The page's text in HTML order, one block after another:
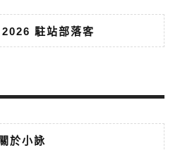
駐站部落客
關於小詠